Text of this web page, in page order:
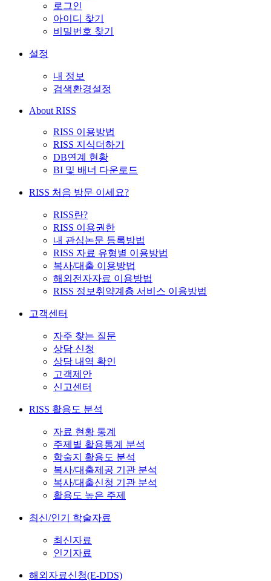
로그인
아이디 찾기
비밀번호 찾기
설정
내 정보
검색환경설정
About RISS
RISS 이용방법
RISS 지식더하기
DB연계 현황
BI 및 배너 다운로드
RISS 처음 방문 이세요?
RISS란?
RISS 이용권한
내 관심논문 등록방법
RISS 자료 유형별 이용방법
복사/대출 이용방법
해외전자자료 이용방법
RISS 정보취약계층 서비스 이용방법
고객센터
자주 찾는 질문
상담 신청
상담 내역 확인
고객제안
신고센터
RISS 활용도 분석
자료 현황 통계
주제별 활용통계 분석
학술지 활용도 분석
복사/대출제공 기관 분석
복사/대출신청 기관 분석
활용도 높은 주제
최신/인기 학술자료
최신자료
인기자료
해외자료신청(E-DDS)